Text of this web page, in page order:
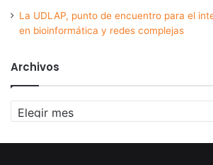
La UDLAP, punto de encuentro para el
en bioinformática y redes complejas
Archivos
Archivos